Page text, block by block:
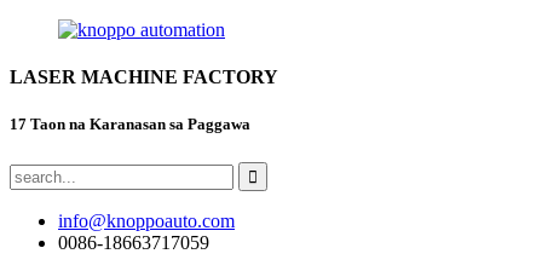
LASER MACHINE FACTORY
17 Taon na Karanasan sa Paggawa
info@knoppoauto.com
0086-18663717059